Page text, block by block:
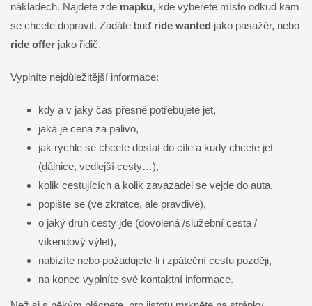
nákladech. Najdete zde mapku, kde vyberete místo odkud kam
se chcete dopravit. Zadáte buď ride wanted jako pasažér, nebo
ride offer jako řidič.
Vyplníte nejdůležitější informace:
kdy a v jaký čas přesně potřebujete jet,
jaká je cena za palivo,
jak rychle se chcete dostat do cíle a kudy chcete jet
(dálnice, vedlejší cesty…),
kolik cestujících a kolik zavazadel se vejde do auta,
popište se (ve zkratce, ale pravdivě),
o jaký druh cesty jde (dovolená /služební cesta /
víkendový výlet),
nabízíte nebo požadujete-li i zpáteční cestu později,
na konec vyplníte své kontaktní informace.